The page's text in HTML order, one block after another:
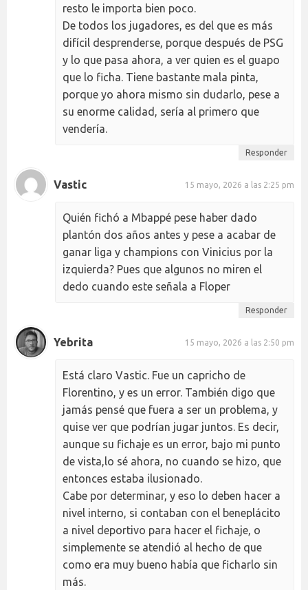
resto le importa bien poco.
De todos los jugadores, es del que es más
difícil desprenderse, porque después de PSG
y lo que pasa ahora, a ver quien es el guapo
que lo ficha. Tiene bastante mala pinta,
porque yo ahora mismo sin dudarlo, pese a
su enorme calidad, sería al primero que
vendería.
Responder
Vastic 15 mayo, 2026 a las 2:25 pm
Quién fichó a Mbappé pese haber dado
plantón dos años antes y pese a acabar de
ganar liga y champions con Vinicius por la
izquierda? Pues que algunos no miren el
dedo cuando este señala a Floper
Responder
Yebrita 15 mayo, 2026 a las 2:50 pm
Está claro Vastic. Fue un capricho de
Florentino, y es un error. También digo que
jamás pensé que fuera a ser un problema, y
quise ver que podrían jugar juntos. Es decir,
aunque su fichaje es un error, bajo mi punto
de vista,lo sé ahora, no cuando se hizo, que
entonces estaba ilusionado.
Cabe por determinar, y eso lo deben hacer a
nivel interno, si contaban con el beneplácito
a nivel deportivo para hacer el fichaje, o
simplemente se atendió al hecho de que
como era muy bueno había que ficharlo sin
más.